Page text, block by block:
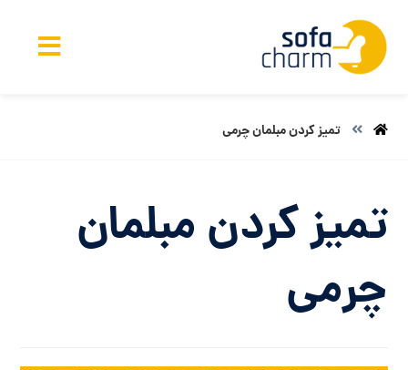
تمیز کردن مبلمان چرمی
تمیز کردن مبلمان
چرمی